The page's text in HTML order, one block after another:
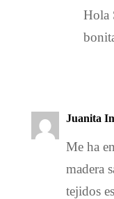
Hola
Juanita
Me ha
madera
tejidos